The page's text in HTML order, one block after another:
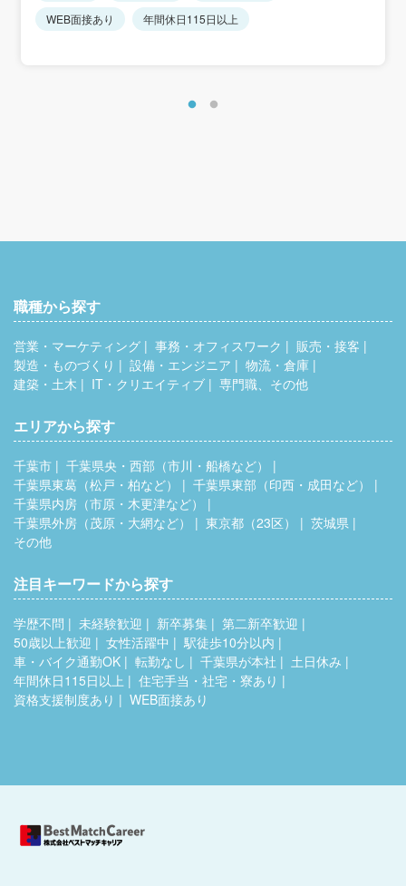
Bさん：550万円／社歴6年目（30代）
WEB面接あり
年間休日115日以上
職種から探す
営業・マーケティング 事務・オフィスワーク
販売・接客
製造・ものづくり
設備・エンジニア
物流・倉庫
建築・土木
IT・クリエイティブ 専門職、その他
エリアから探す
千葉市
千葉県央・西部（市川・船橋など）
千葉県東葛（松戸・柏など）
千葉県東部（印西・成田など）
千葉県内房（市原・木更津など）
千葉県外房（茂原・大網など）
東京都（23区）
茨城県
その他
注目キーワードから探す
学歴不問 未経験歓迎 新卒募集
第二新卒歓迎
50歳以上歓迎
女性活躍中
駅徒歩10分以内
車・バイク通勤OK
転勤なし 千葉県が本社
土日休み
年間休日115日以上
住宅手当・社宅・寮あり
資格支援制度あり
WEB面接あり